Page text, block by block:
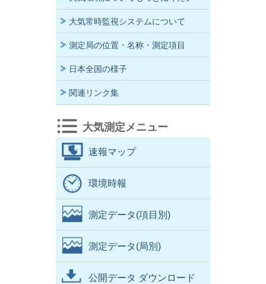
大気常時監視システムについて
測定局の位置・名称・測定項目
日本全国の様子
関連リンク集
大気測定メニュー
速報マップ
環境時報
測定データ(項目別)
測定データ(局別)
公開データ ダウンロード